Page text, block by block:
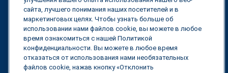
Тарифный трекер
Свяжитесь с нами
сайта, лучшего понимания наших посетителей и в
маркетинговых целях. Чтобы узнать больше об
использовании нами файлов cookie, вы можете в любое
время ознакомиться с нашей Политикой
конфиденциальности. Вы можете в любое время
отказаться от использования нами необязательных
файлов cookie, нажав кнопку «Отклонить